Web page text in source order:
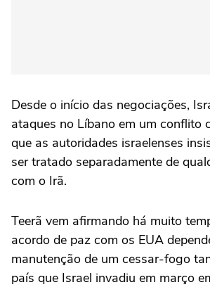
Desde o início das negociações,
ataques no Líbano em um conflito
que as autoridades israelenses
ser tratado separadamente de
com o Irã.
Teerã ⁠vem afirmando há muito
acordo de paz com os EUA
manutenção de um cessar-fogo
país que Israel invadiu em março